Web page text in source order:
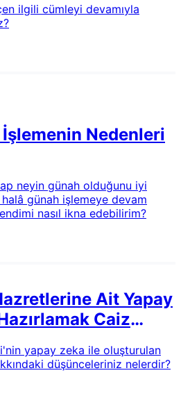
ilgili cümleyi devamıyla
Nedenleri
neyin günah olduğunu iyi
günah işlemeye devam
nasıl ikna edebilirim?
Ait Yapay
Caiz
yapay zeka ile oluşturulan
düşünceleriniz nelerdir?